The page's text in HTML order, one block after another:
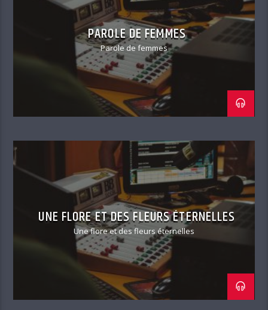
PAROLE DE FEMMES
Parole de femmes
UNE FLORE ET DES FLEURS ÉTERNELLES
Une flore et des fleurs éternelles